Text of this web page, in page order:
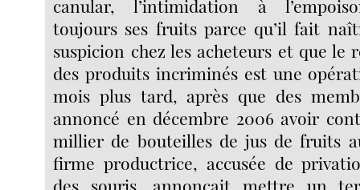
canular, l’intimidation à
toujours ses fruits parce qu’il fait
suspicion chez les acheteurs et que le
des produits incriminés est une
mois plus tard, après que des
annoncé en décembre 2006 avoir
millier de bouteilles de jus de fruits
firme productrice, accusée de
des souris, annonçait mettre un